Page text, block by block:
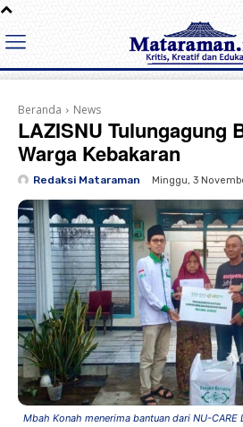
Beranda News
LAZISNU Tulungagung
Warga Kebakaran
Redaksi Mataraman Minggu, 3
Mbah Konah menerima bantuan dari NU-CARE